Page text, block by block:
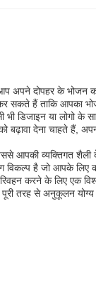
आप अपने दोपहर के
सकते हैं ताकि आपका
डिजाइन या लोगो के
बढ़ावा देना चाहते हैं,
आपकी व्यक्तिगत
है जो आपके लिए
करने के लिए एक
तरह से अनुकूलन